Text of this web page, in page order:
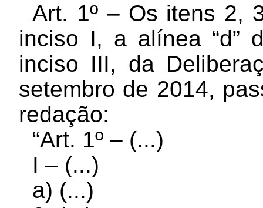
Art. 1º – Os itens 2,
inciso I, a alínea “d”
inciso III, da
setembro de 2014,
redação:
“Art. 1º – (...)
I – (...)
a) (...)